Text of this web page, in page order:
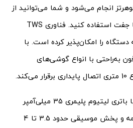
20 هرتز تا 20 کیلوهرتز انجام می‌شود و شما می‌توانید از
هر گوشی به صورت تکی یا جفت استفاده کنید. فناوری TWS
را امکان‌پذیر کرده است. با
این هدفون به‌راحتی با انواع گوشی‌های
هندزفری TH 5359 تسکو با باتری لیتیوم پلیمری 35 میلی‌آمپر
ساعتی خود، در حالت مکالمه و پخش موسیقی حدود 3.5 تا 4